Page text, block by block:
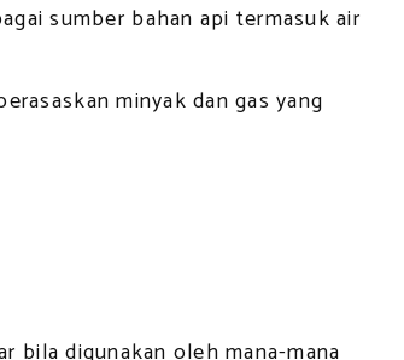
sumber bahan api termasuk air
minyak dan gas yang